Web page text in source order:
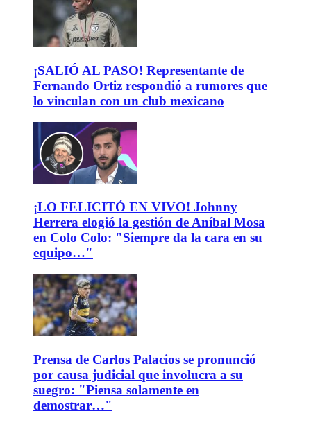
¡SALIÓ AL PASO! Representante de
Fernando Ortiz respondió a rumores que
lo vinculan con un club mexicano
¡LO FELICITÓ EN VIVO! Johnny
Herrera elogió la gestión de Aníbal Mosa
en Colo Colo: "Siempre da la cara en su
equipo…"
Prensa de Carlos Palacios se pronunció
por causa judicial que involucra a su
suegro: "Piensa solamente en
demostrar…"